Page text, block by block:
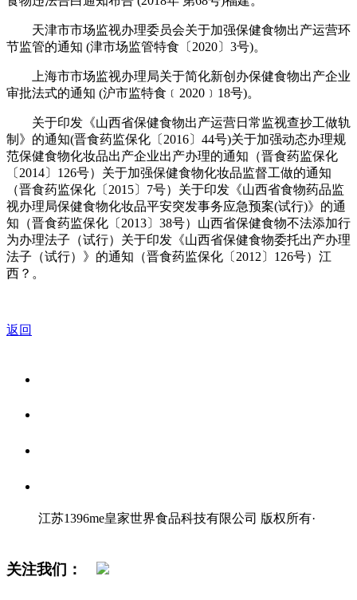
天津市市场监视办理委员会关于加强保健食物出产运营环
节监管的通知 (津市场监管特食〔2020〕3号)。
上海市市场监视办理局关于简化新创办保健食物出产企业
审批法式的通知 (沪市监特食﹝2020﹞18号)。
关于印发《山西省保健食物出产运营日常监视查抄工做轨
制》的通知(晋食药监保化〔2016〕44号)关于加强动态办理规
范保健食物化妆品出产企业出产办理的通知（晋食药监保化
〔2014〕126号）关于加强保健食物化妆品监督工做的通知
（晋食药监保化〔2015〕7号）关于印发《山西省食物药品监
视办理局保健食物化妆品平安突发事务应急预案(试行)》的通
知（晋食药监保化〔2013〕38号）山西省保健食物不法添加行
为办理法子（试行）关于印发《山西省保健食物委托出产办理
法子（试行）》的通知（晋食药监保化〔2012〕126号）江
西？。
返回
江苏1396me皇家世界食品科技有限公司 版权所有·
关注我们：